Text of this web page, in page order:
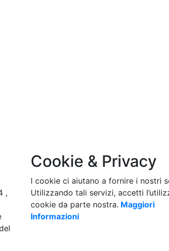
,
Cookie & Privacy
I cookie ci aiutano a fornire i nostri
Utilizzando tali servizi, accetti
cookie da parte nostra. Maggiori
Informazioni